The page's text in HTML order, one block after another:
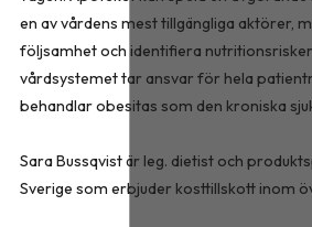
en av vårdens mest tillgängliga aktörer,
följsamhet och identifiera
vårdsystemet tar ansvar för hela
behandlar obesitas som den kroniska
Sara Bussqvist är leg. dietist och
Sverige som erbjuder kosttillskott inom